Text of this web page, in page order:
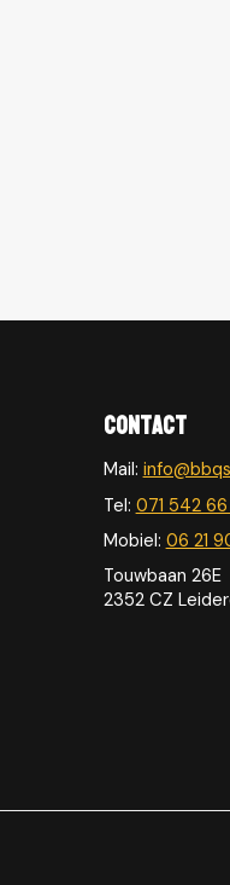
Contact
Mail:
Tel: 071 542
Mobiel: 06 21
Touwbaan 26E
2352 CZ